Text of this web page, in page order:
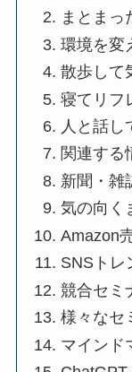
まとまっ
環境を変
散歩して
寝てリフ
人と話し
関連す
新聞・雑
気の向く
Amazon
SNSトレ
競合セミ
様々なセ
マインド